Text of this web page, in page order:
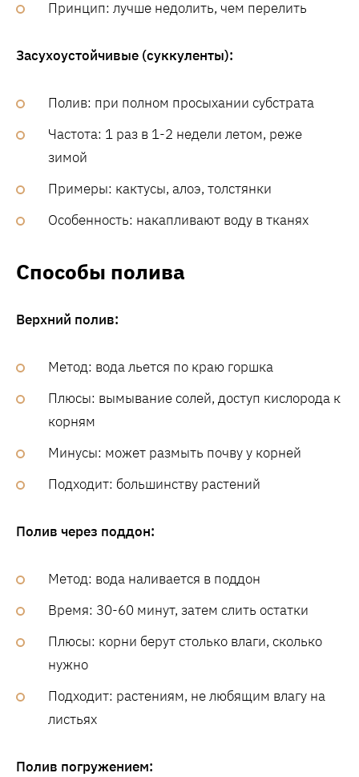
Принцип: лучше недолить, чем перелить
Засухоустойчивые (суккуленты):
Полив: при полном просыхании субстрата
Частота: 1 раз в 1-2 недели летом, реже
зимой
Примеры: кактусы, алоэ, толстянки
Особенность: накапливают воду в тканях
Способы полива
Верхний полив:
Метод: вода льется по краю горшка
Плюсы: вымывание солей, доступ кислорода к
корням
Минусы: может размыть почву у корней
Подходит: большинству растений
Полив через поддон:
Метод: вода наливается в поддон
Время: 30-60 минут, затем слить остатки
Плюсы: корни берут столько влаги, сколько
нужно
Подходит: растениям, не любящим влагу на
листьях
Полив погружением: